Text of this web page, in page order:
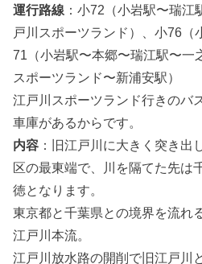
運行路線 ：小72（小岩駅〜瑞
戸川スポーツランド）、小76（
71（小岩駅〜本郷〜瑞江駅〜一
スポーツランド〜新浦安駅）
江戸川スポーツランド行きのバ
車庫があるからです。
内容 ：旧江戸川に大きく突き出
区の最東端で、川を隔てた先は
徳となります。
東京都と千葉県との境界を流れ
江戸川本流。
江戸川放水路の開削で旧江戸川